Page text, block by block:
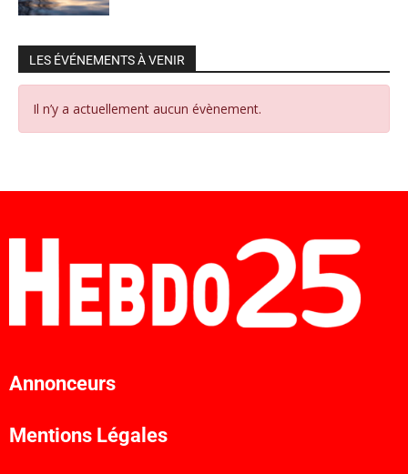
LES ÉVÉNEMENTS À VENIR
Il n’y a actuellement aucun évènement.
Annonceurs
Mentions Légales